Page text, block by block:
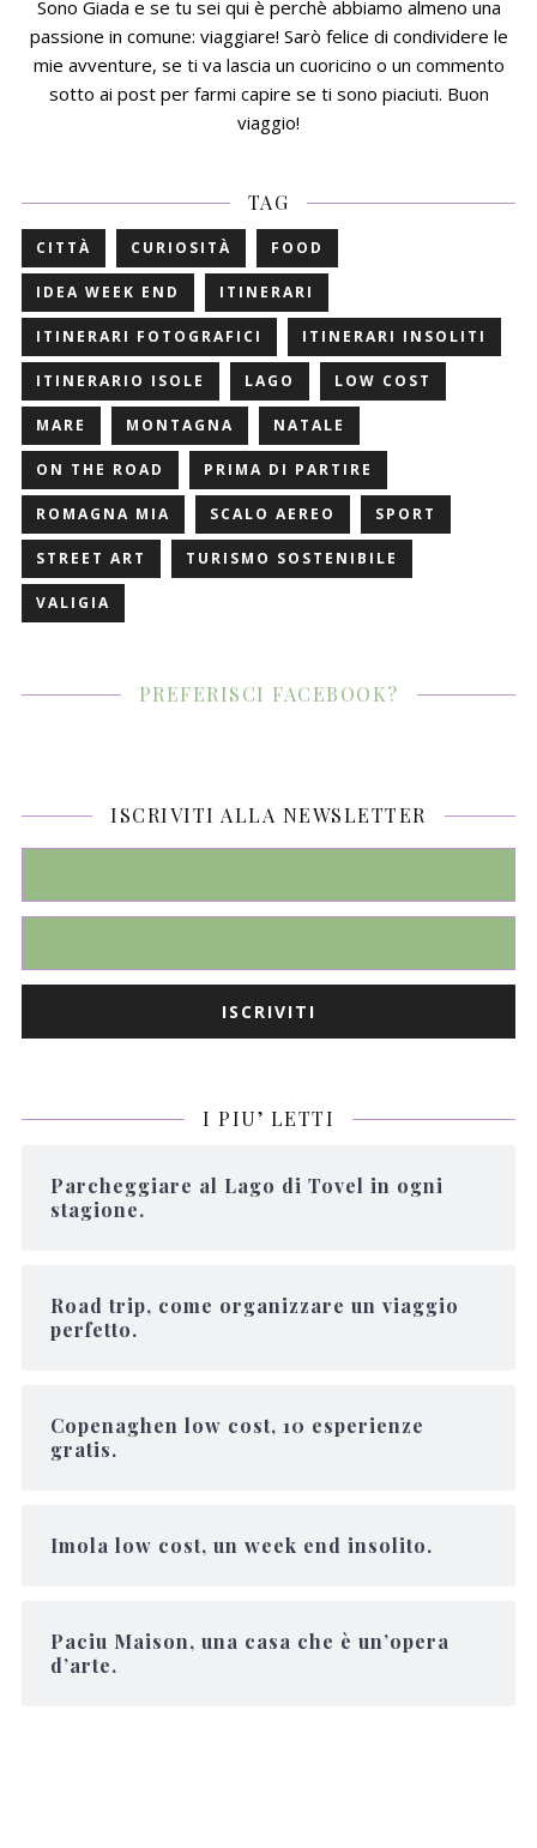
Sono Giada e se tu sei qui è perchè abbiamo almeno una
passione in comune: viaggiare! Sarò felice di condividere le
mie avventure, se ti va lascia un cuoricino o un commento
sotto ai post per farmi capire se ti sono piaciuti. Buon
viaggio!
TAG
CITTÀ CURIOSITÀ FOOD
IDEA WEEK END ITINERARI
ITINERARI FOTOGRAFICI ITINERARI INSOLITI
ITINERARIO ISOLE LAGO LOW COST
MARE MONTAGNA NATALE
ON THE ROAD PRIMA DI PARTIRE
ROMAGNA MIA SCALO AEREO SPORT
STREET ART TURISMO SOSTENIBILE
VALIGIA
PREFERISCI FACEBOOK?
ISCRIVITI ALLA NEWSLETTER
I PIU’ LETTI
Parcheggiare al Lago di Tovel in ogni
stagione.
Road trip, come organizzare un viaggio
perfetto.
Copenaghen low cost, 10 esperienze
gratis.
Imola low cost, un week end insolito.
Paciu Maison, una casa che è un’opera
d’arte.